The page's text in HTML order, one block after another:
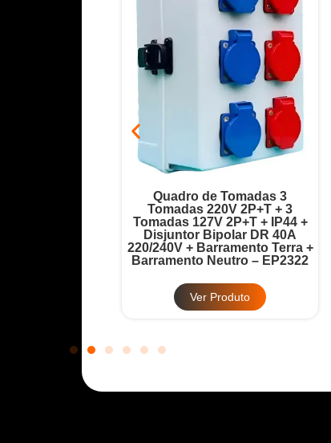
Quadro de Tomadas 3
Tomadas 220V 2P+T + 3
Tomadas 127V 2P+T + IP44 +
Disjuntor Bipolar DR 40A
220/240V + Barramento Terra +
Barramento Neutro – EP2322
Ver Produto